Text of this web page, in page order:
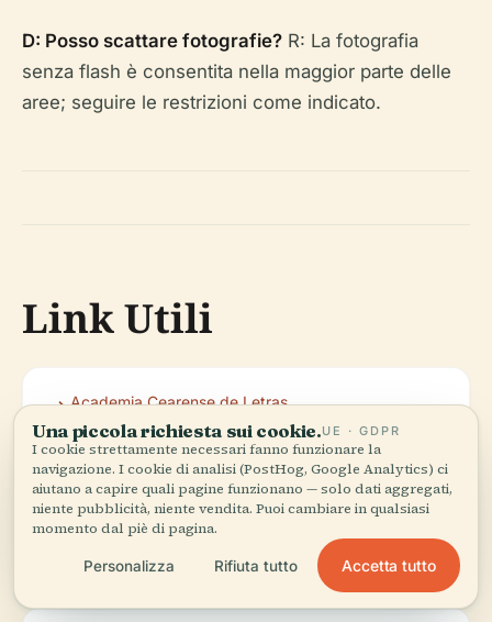
D: Posso scattare fotografie? R: La fotografia
senza flash è consentita nella maggior parte delle
aree; seguire le restrizioni come indicato.
Link Utili
Academia Cearense de Letras
Palácio da Luz su Mapacultural
Portale Turistico Ufficiale di Fortaleza
Una piccola richiesta sui cookie.UE · GDPR
I cookie strettamente necessari fanno funzionare la
navigazione. I cookie di analisi (PostHog, Google Analytics) ci
aiutano a capire quali pagine funzionano — solo dati aggregati,
niente pubblicità, niente vendita. Puoi cambiare in qualsiasi
momento dal piè di pagina.
Personalizza Rifiuta tutto Accetta tutto